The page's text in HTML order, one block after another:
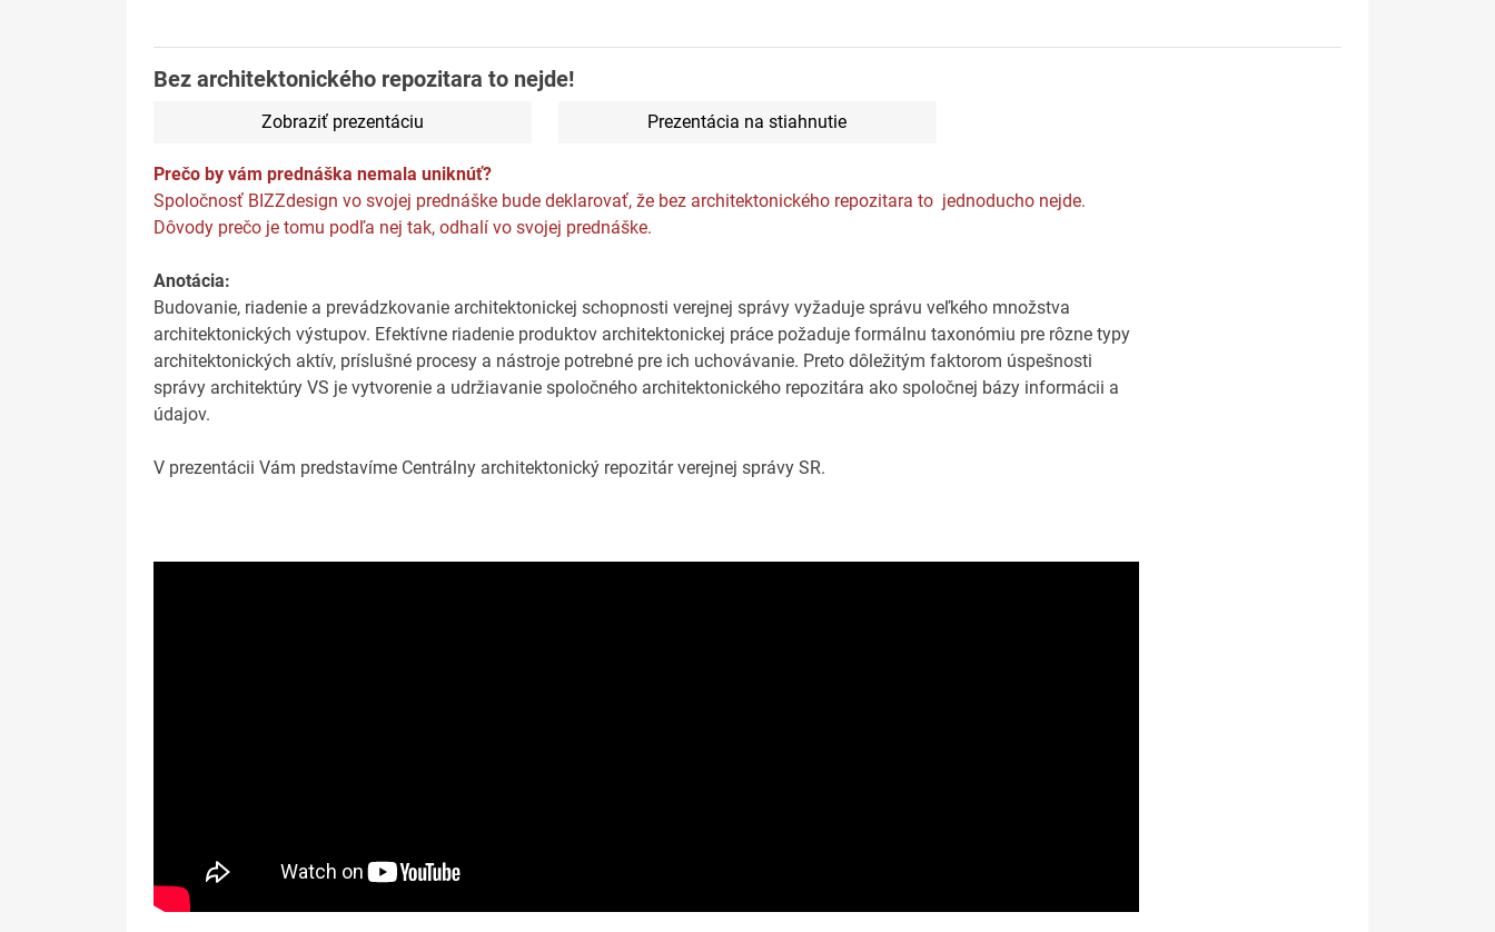
Bez architektonického repozitara to nejde!
Zobraziť prezentáciu Prezentácia na stiahnutie
Prečo by vám prednáška nemala uniknúť?
Spoločnosť BIZZdesign vo svojej prednáške bude deklarovať, že bez architektonického repozitara to jednoducho nejde.
Dôvody prečo je tomu podľa nej tak, odhalí vo svojej prednáške.
Anotácia:
Budovanie, riadenie a prevádzkovanie architektonickej schopnosti verejnej správy vyžaduje správu veľkého množstva
architektonických výstupov. Efektívne riadenie produktov architektonickej práce požaduje formálnu taxonómiu pre rôzne typy
architektonických aktív, príslušné procesy a nástroje potrebné pre ich uchovávanie. Preto dôležitým faktorom úspešnosti
správy architektúry VS je vytvorenie a udržiavanie spoločného architektonického repozitára ako spoločnej bázy informácii a
údajov.
V prezentácii Vám predstavíme Centrálny architektonický repozitár verejnej správy SR.